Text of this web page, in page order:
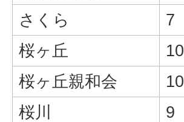
さくら
7
桜ヶ丘
10
桜ヶ丘親和会
10
桜川
9